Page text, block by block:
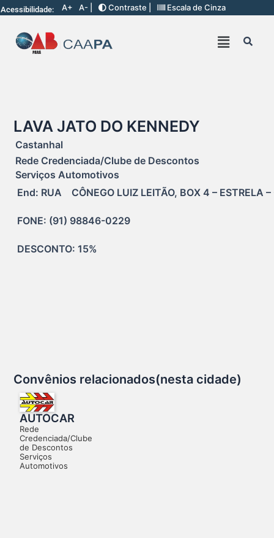
Acessibilidade: A+ A- | Contraste | Escala de Cinza
LAVA JATO DO KENNEDY
Castanhal
Rede Credenciada/Clube de Descontos
Serviços Automotivos
End: RUA    CÔNEGO LUIZ LEITÃO, BOX 4 – ESTRELA
FONE: (91) 98846-0229
DESCONTO: 15%
Convênios relacionados(nesta cidade)
AUTOCAR
Rede
Credenciada/Clube
de Descontos
Serviços
Automotivos